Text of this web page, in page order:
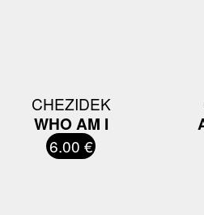
CHEZIDEK
WHO AM I
6.00 €